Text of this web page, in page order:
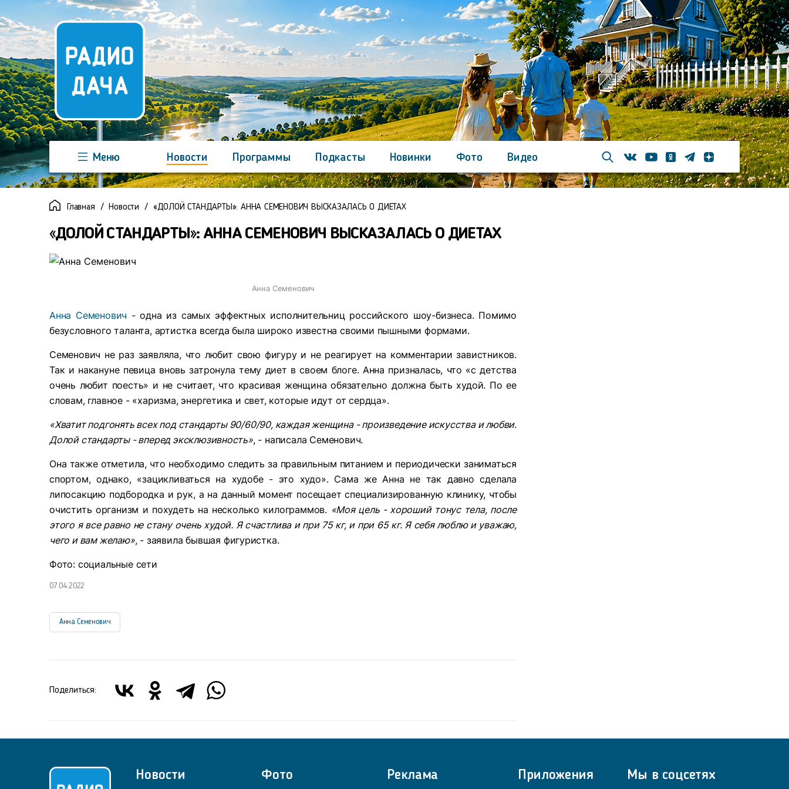
Меню Новости Программы Подкасты Новинки Фото
Видео
Команда
Регионы Реклама Контакты
ВконтактеYoutubeОдноклассники
ТелеграмЯндекс дзен
Главная Новости «ДОЛОЙ СТАНДАРТЫ»: АННА СЕМЕНОВИЧ ВЫСКАЗАЛАСЬ О ДИЕТАХ
«ДОЛОЙ СТАНДАРТЫ»: АННА СЕМЕНОВИЧ ВЫСКАЗАЛАСЬ О ДИЕТАХ
Анна Семенович
Анна Семенович - одна из самых эффектных исполнительниц российского шоу-бизнеса. Помимо
безусловного таланта, артистка всегда была широко известна своими пышными формами.
Семенович не раз заявляла, что любит свою фигуру и не реагирует на комментарии завистников.
Так и накануне певица вновь затронула тему диет в своем блоге. Анна призналась, что «с детства
очень любит поесть» и не считает, что красивая женщина обязательно должна быть худой. По ее
словам, главное - «харизма, энергетика и свет, которые идут от сердца».
«Хватит подгонять всех под стандарты 90/60/90, каждая женщина - произведение искусства и любви.
Долой стандарты - вперед эксклюзивность», - написала Семенович.
Она также отметила, что необходимо следить за правильным питанием и периодически заниматься
спортом, однако, «зацикливаться на худобе - это худо». Сама же Анна не так давно сделала
липосакцию подбородка и рук, а на данный момент посещает специализированную клинику, чтобы
очистить организм и похудеть на несколько килограммов. «Моя цель - хороший тонус тела, после
этого я все равно не стану очень худой. Я счастлива и при 75 кг, и при 65 кг. Я себя люблю и уважаю,
чего и вам желаю», - заявила бывшая фигуристка.
Фото: социальные сети
07.04.2022
Анна Семенович
Поделиться:
Новости Фото Реклама Приложения Мы в соцсетях